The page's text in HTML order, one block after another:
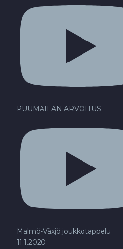
PUUMAILAN ARVOITUS
Malmö-Växjö joukkotappelu
11.1.2020